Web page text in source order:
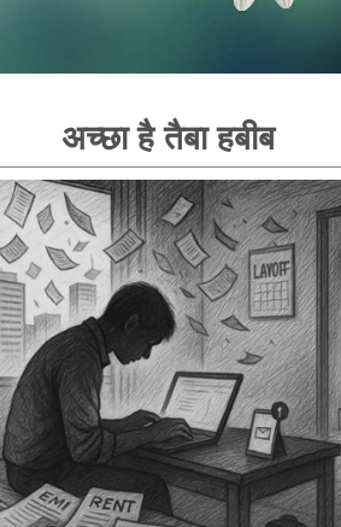
अच्छा है तैबा हबीब